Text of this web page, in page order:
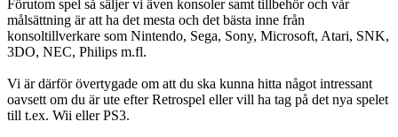
Förutom spel så säljer vi även konsoler samt tillbehör och vår
målsättning är att ha det mesta och det bästa inne från
konsoltillverkare som Nintendo, Sega, Sony, Microsoft, Atari, SNK,
3DO, NEC, Philips m.fl.
Vi är därför övertygade om att du ska kunna hitta något intressant
oavsett om du är ute efter Retrospel eller vill ha tag på det nya spelet
till t.ex. Wii eller PS3.